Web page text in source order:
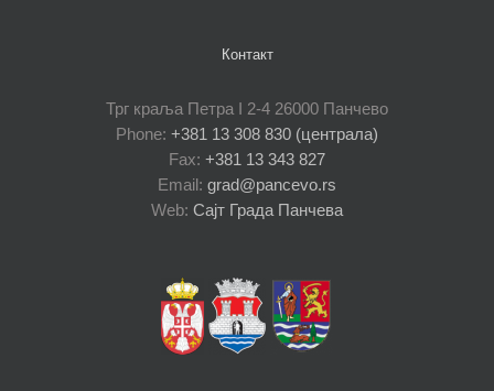
Контакт
Трг краља Петра I 2-4 26000 Панчево
Phone: +381 13 308 830 (централа)
Fax: +381 13 343 827
Email: grad@pancevo.rs
Web: Сајт Града Панчева